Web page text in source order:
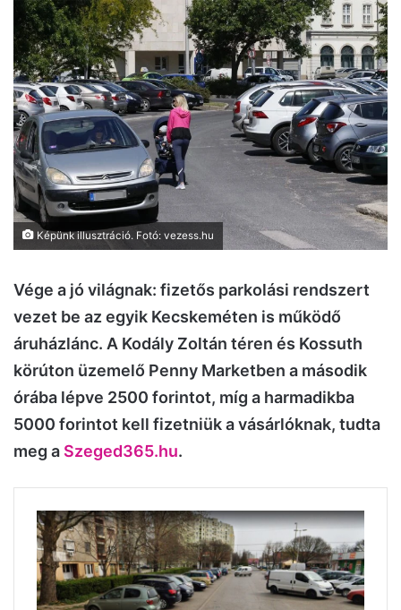
Képünk illusztráció. Fotó: vezess.hu
Vége a jó világnak: fizetős parkolási rendszert
vezet be az egyik Kecskeméten is működő
áruházlánc. A Kodály Zoltán téren és Kossuth
körúton üzemelő Penny Marketben a második
órába lépve 2500 forintot, míg a harmadikba
5000 forintot kell fizetniük a vásárlóknak, tudta
meg a Szeged365.hu.